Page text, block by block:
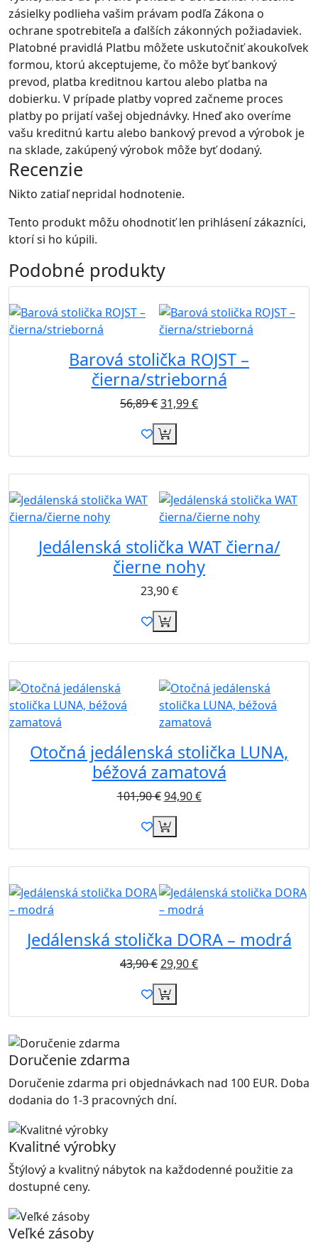
zásielky podlieha vašim právam podľa Zákona o
ochrane spotrebiteľa a ďalších zákonných požiadaviek.
Platobné pravidlá Platbu môžete uskutočniť akoukoľvek
formou, ktorú akceptujeme, čo môže byť bankový
prevod, platba kreditnou kartou alebo platba na
dobierku. V prípade platby vopred začneme proces
platby po prijatí vašej objednávky. Hneď ako overíme
vašu kreditnú kartu alebo bankový prevod a výrobok je
na sklade, zakúpený výrobok môže byť dodaný.
Recenzie
Nikto zatiaľ nepridal hodnotenie.
Tento produkt môžu ohodnotiť len prihlásení zákazníci,
ktorí si ho kúpili.
Podobné produkty
Barová stolička ROJST –
čierna/strieborná
56,89€31,99€
Jedálenská stolička WAT čierna/
čierne nohy
23,90€
Otočná jedálenská stolička LUNA,
béžová zamatová
101,90€ 94,90€
Jedálenská stolička DORA – modrá
43,90€29,90€
Doručenie zdarma
Doručenie zdarma pri objednávkach nad 100 EUR. Doba
dodania do 1-3 pracovných dní.
Kvalitné výrobky
Štýlový a kvalitný nábytok na každodenné použitie za
dostupné ceny.
Veľké zásoby